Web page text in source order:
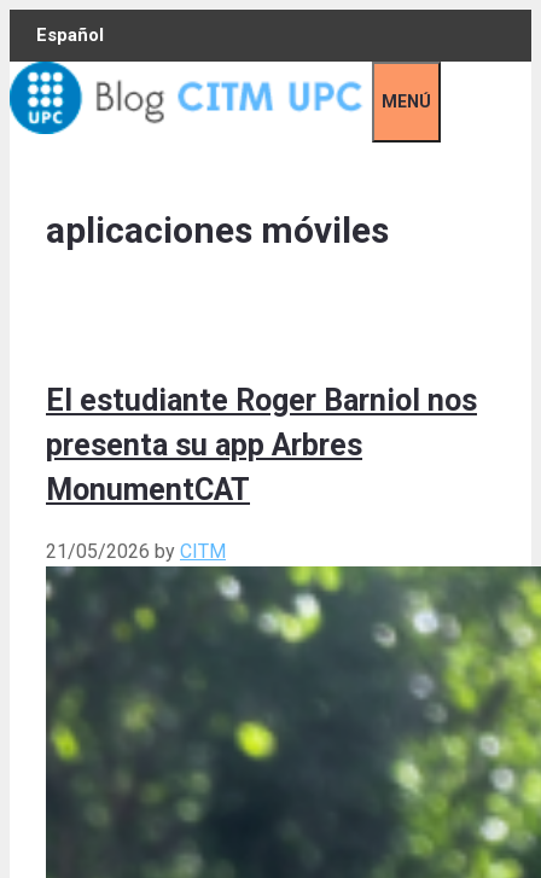
Skip
content
Español
MENÚ
aplicaciones móviles
El estudiante Roger Barniol nos
presenta su app Arbres
MonumentCAT
21/05/2026 by CITM